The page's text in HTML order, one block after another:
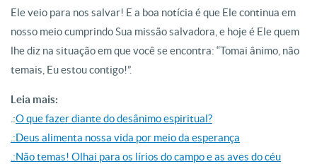
Ele veio para nos salvar! E a boa notícia é que Ele continua em
nosso meio cumprindo Sua missão salvadora, e hoje é Ele quem
lhe diz na situação em que você se encontra: “Tomai ânimo, não
temais, Eu estou contigo!”.
Leia mais:
.:O que fazer diante do desânimo espiritual?
.:Deus alimenta nossa vida por meio da esperança
.:Não temas! Olhai para os lírios do campo e as aves do céu